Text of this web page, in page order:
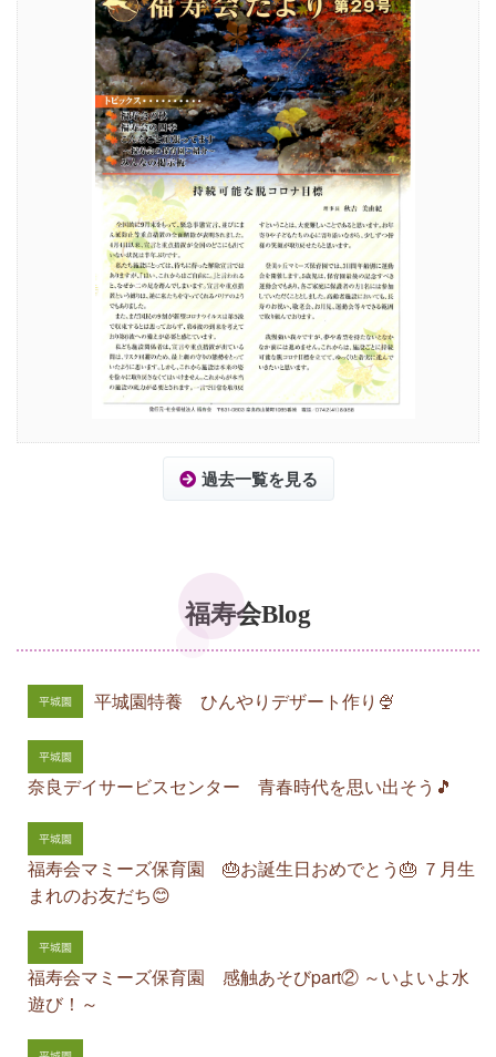
過去一覧を見る
福寿会Blog
平城園特養 ひんやりデザート作り🍨
奈良デイサービスセンター 青春時代を思い出そう🎵
福寿会マミーズ保育園 🎂お誕生日おめでとう🎂 ７月生
まれのお友だち😊
福寿会マミーズ保育園 感触あそびpart② ～いよいよ水
遊び！～